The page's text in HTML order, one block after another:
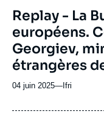
ou
émission
Replay - La
européens.
Georgiev,
étrangères
04 juin 2025— Nom
journal,
Ifri